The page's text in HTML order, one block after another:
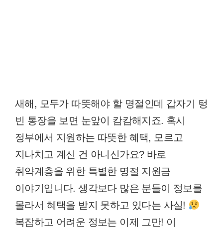
새해, 모두가 따뜻해야 할 명절인데 갑자기 텅
빈 통장을 보면 눈앞이 캄캄해지죠. 혹시
정부에서 지원하는 따뜻한 혜택, 모르고
지나치고 계신 건 아니신가요? 바로
취약계층을 위한 특별한 명절 지원금
이야기입니다. 생각보다 많은 분들이 정보를
몰라서 혜택을 받지 못하고 있다는 사실!
복잡하고 어려운 정보는 이제 그만! 이